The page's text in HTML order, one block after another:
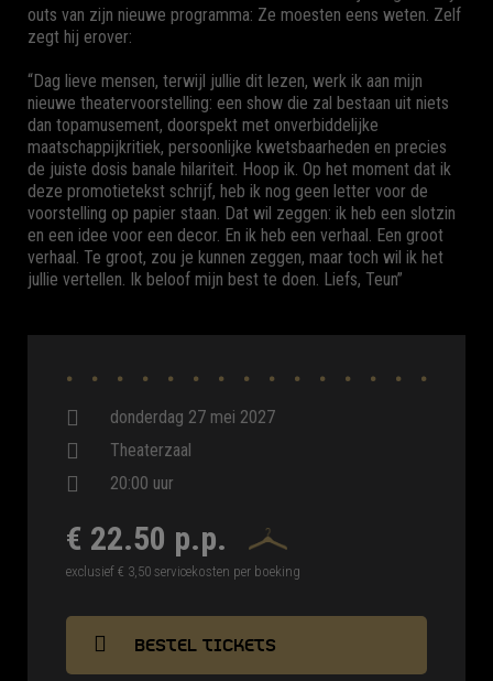
outs van zijn nieuwe programma: Ze moesten eens weten. Zelf
zegt hij erover:
“Dag lieve mensen, terwijl jullie dit lezen, werk ik aan mijn
nieuwe theatervoorstelling: een show die zal bestaan uit niets
dan topamusement, doorspekt met onverbiddelijke
maatschappijkritiek, persoonlijke kwetsbaarheden en precies
de juiste dosis banale hilariteit. Hoop ik. Op het moment dat ik
deze promotietekst schrijf, heb ik nog geen letter voor de
voorstelling op papier staan. Dat wil zeggen: ik heb een slotzin
en een idee voor een decor. En ik heb een verhaal. Een groot
verhaal. Te groot, zou je kunnen zeggen, maar toch wil ik het
jullie vertellen. Ik beloof mijn best te doen. Liefs, Teun”
donderdag 27 mei 2027
Theaterzaal
20:00 uur
€ 22.50 p.p.
exclusief € 3,50 servicekosten per boeking
BESTEL TICKETS